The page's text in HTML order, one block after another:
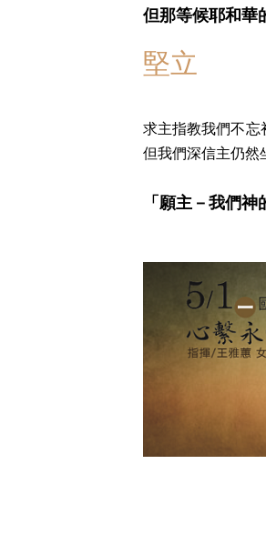
但那等候耶和華
堅立
求主指教我們不忘
但我們深信主仍然
「願主－我們